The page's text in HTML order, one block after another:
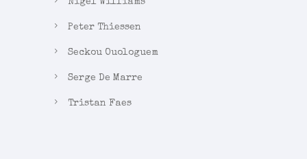
Nigel Williams
Peter Thiessen
Seckou Ouologuem
Serge De Marre
Tristan Faes